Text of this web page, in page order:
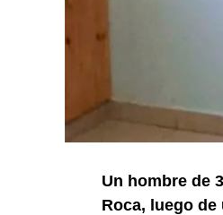
Un hombre de
Roca, luego de